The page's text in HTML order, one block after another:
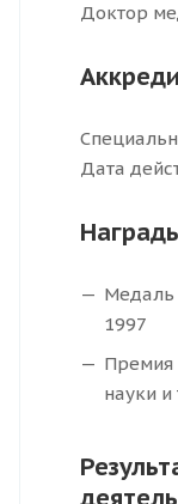
Доктор
Дата
Медаль
1997
Премия
науки и